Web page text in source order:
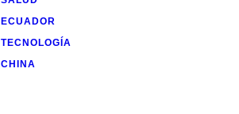
ECUADOR
TECNOLOGÍA
CHINA